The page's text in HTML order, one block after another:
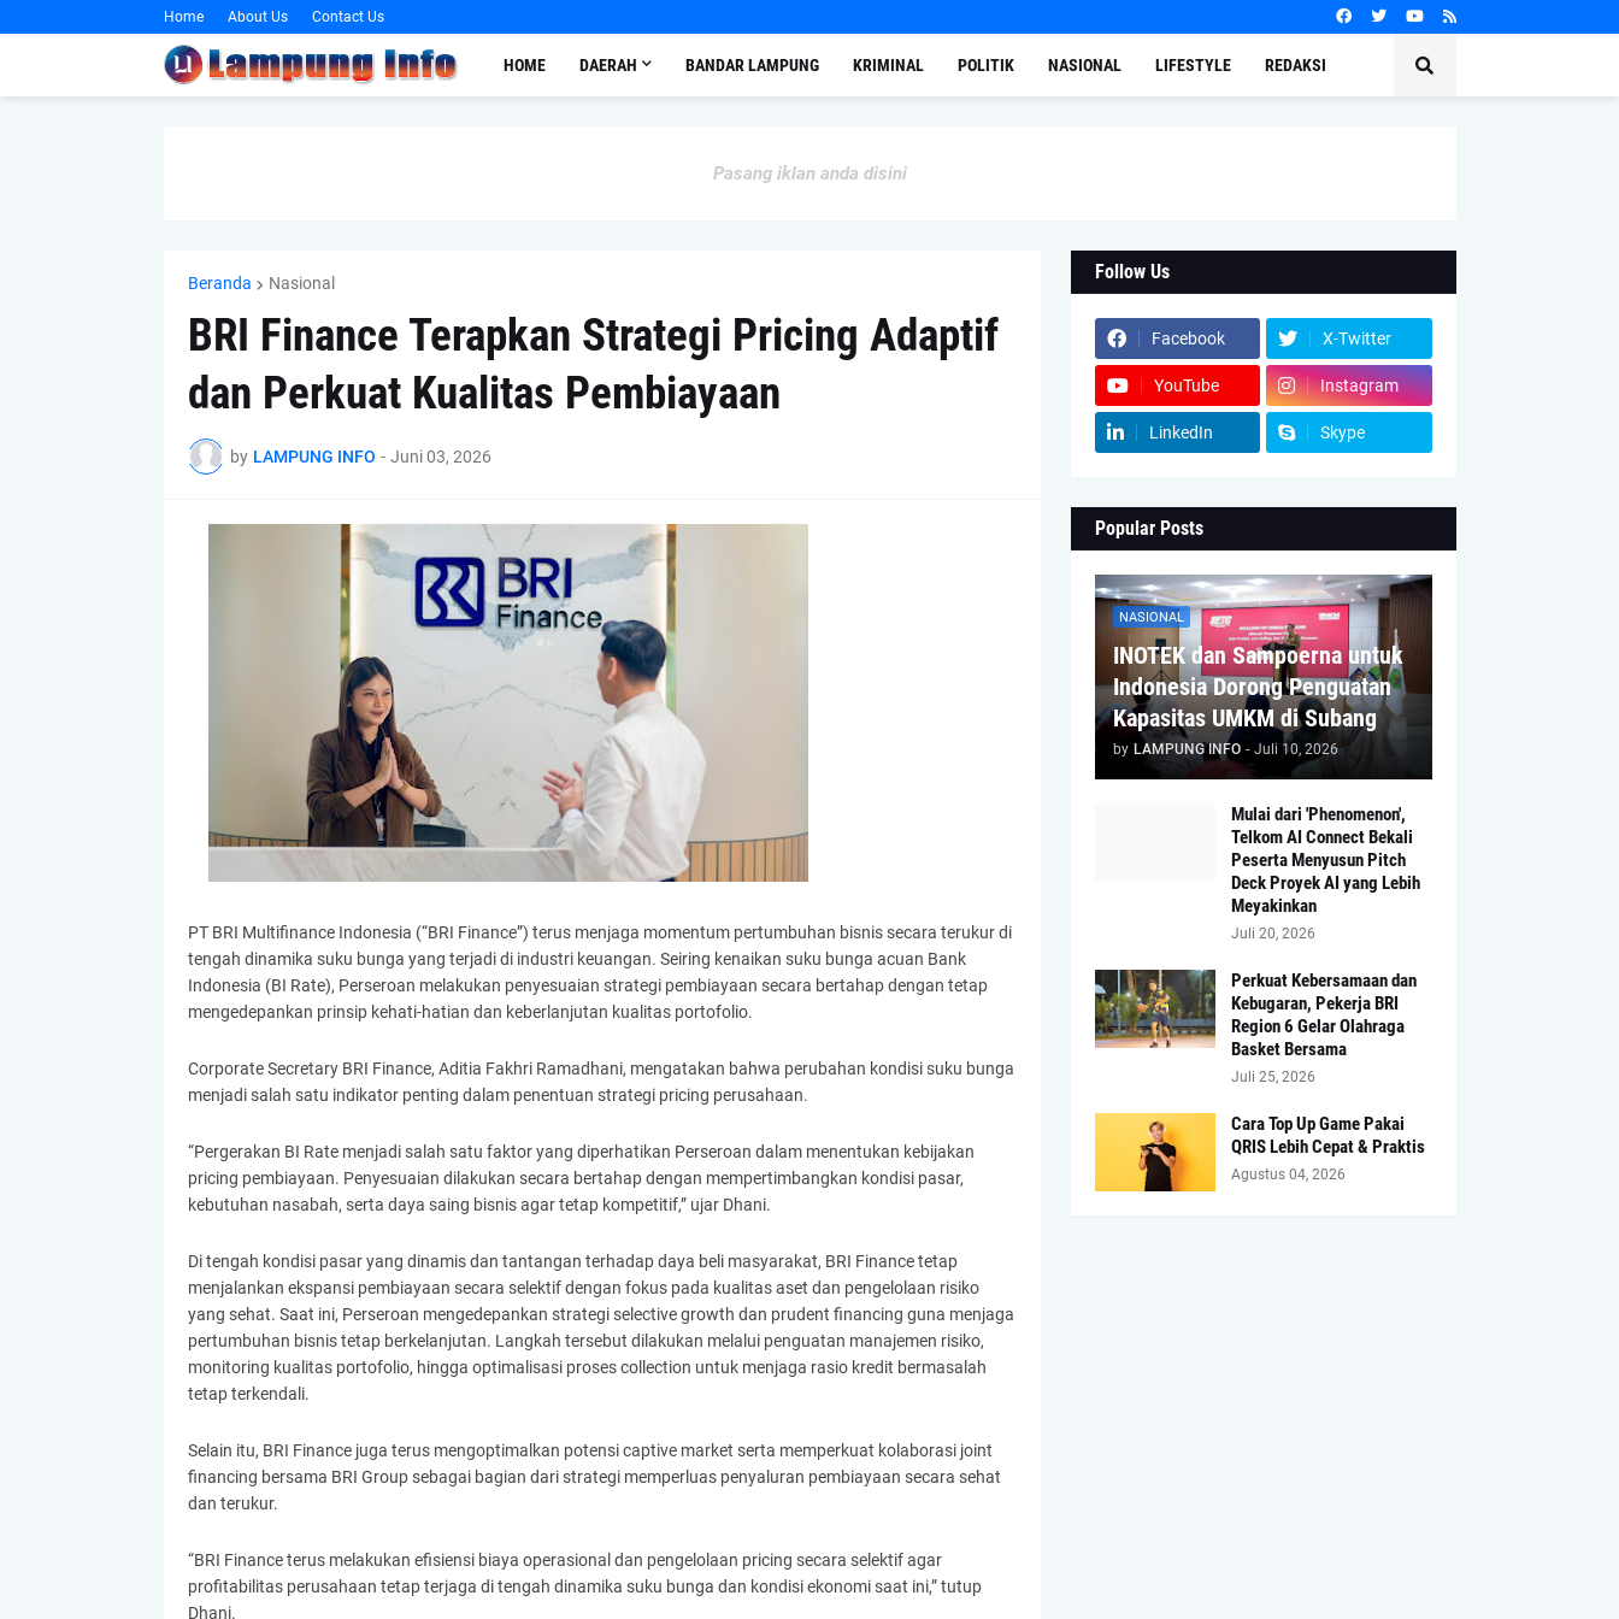
Home About Us Contact Us
HOME DAERAH BANDAR LAMPUNG KRIMINAL POLITIK NASIONAL LIFESTYLE REDAKSI
Pasang iklan anda disini
Beranda Nasional
BRI Finance Terapkan Strategi Pricing Adaptif
dan Perkuat Kualitas Pembiayaan
by LAMPUNG INFO - Juni 03, 2026
PT BRI Multifinance Indonesia (“BRI Finance”) terus menjaga momentum pertumbuhan bisnis secara terukur di
tengah dinamika suku bunga yang terjadi di industri keuangan. Seiring kenaikan suku bunga acuan Bank
Indonesia (BI Rate), Perseroan melakukan penyesuaian strategi pembiayaan secara bertahap dengan tetap
mengedepankan prinsip kehati-hatian dan keberlanjutan kualitas portofolio.
Corporate Secretary BRI Finance, Aditia Fakhri Ramadhani, mengatakan bahwa perubahan kondisi suku bunga
menjadi salah satu indikator penting dalam penentuan strategi pricing perusahaan.
“Pergerakan BI Rate menjadi salah satu faktor yang diperhatikan Perseroan dalam menentukan kebijakan
pricing pembiayaan. Penyesuaian dilakukan secara bertahap dengan mempertimbangkan kondisi pasar,
kebutuhan nasabah, serta daya saing bisnis agar tetap kompetitif,” ujar Dhani.
Di tengah kondisi pasar yang dinamis dan tantangan terhadap daya beli masyarakat, BRI Finance tetap
menjalankan ekspansi pembiayaan secara selektif dengan fokus pada kualitas aset dan pengelolaan risiko
yang sehat. Saat ini, Perseroan mengedepankan strategi selective growth dan prudent financing guna menjaga
pertumbuhan bisnis tetap berkelanjutan. Langkah tersebut dilakukan melalui penguatan manajemen risiko,
monitoring kualitas portofolio, hingga optimalisasi proses collection untuk menjaga rasio kredit bermasalah
tetap terkendali.
Selain itu, BRI Finance juga terus mengoptimalkan potensi captive market serta memperkuat kolaborasi joint
financing bersama BRI Group sebagai bagian dari strategi memperluas penyaluran pembiayaan secara sehat
dan terukur.
“BRI Finance terus melakukan efisiensi biaya operasional dan pengelolaan pricing secara selektif agar
profitabilitas perusahaan tetap terjaga di tengah dinamika suku bunga dan kondisi ekonomi saat ini,” tutup
Dhani.
Follow Us
Facebook X-Twitter
YouTube Instagram
LinkedIn Skype
Popular Posts
NASIONAL
INOTEK dan Sampoerna untuk
Indonesia Dorong Penguatan
Kapasitas UMKM di Subang
by LAMPUNG INFO - Juli 10, 2026
Mulai dari 'Phenomenon',
Telkom AI Connect Bekali
Peserta Menyusun Pitch
Deck Proyek AI yang Lebih
Meyakinkan
Juli 20, 2026
Perkuat Kebersamaan dan
Kebugaran, Pekerja BRI
Region 6 Gelar Olahraga
Basket Bersama
Juli 25, 2026
Cara Top Up Game Pakai
QRIS Lebih Cepat & Praktis
Agustus 04, 2026